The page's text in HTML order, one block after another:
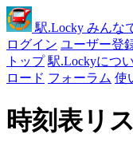
駅.Locky みんな
ログイン ユーザー登
トップ 駅.Lockyにつ
ロード フォーラム 使
時刻表リ